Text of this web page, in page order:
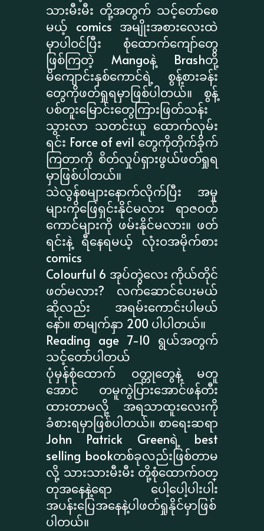
သားမီးမီး တို့အတွက် သင့်တော်စေ
မယ့် comics အမျိုးအစားလေးထဲ
မှာပါဝင်ပြီး စုံထောက်ကျော်တွေ
ဖြစ်ကြတဲ့ Mangoနဲ့ Brashတို့
မိကျောင်းနှစ်ကောင်ရဲ့ စွန့်စားခန်း
တွေကိုဖတ်ရှုရမှာဖြစ်ပါတယ်။ စွန့်
ပစ်တူးမြောင်းတွေကြားဖြတ်သန်း
သွားလာ သတင်းယူ ထောက်လှမ်း
ရင်း Force of evil တွေကိုတိုက်ခိုက်
ကြတာကို စိတ်လှုပ်ရှားဖွယ်ဖတ်ရှုရ
မှာဖြစ်ပါတယ်။
သဲလွန်စများနောက်လိုက်ပြီး အမှု
များကိုဖြေရှင်းနိုင်မလား ရာဇ၀တ်
ကောင်များကို ဖမ်းနိုင်မလား။ ဖတ်
ရင်းနဲ့ ရီနေရမယ့် လုံးဝအမိုက်စား
comics
Colourful 6 အုပ်တွဲလေး ကိုယ်တိုင်
ဖတ်မလား? လက်ဆောင်ပေးမယ်
ဆိုလည်း အရမ်းကောင်းပါမယ်
နော်။ စာမျက်နှာ 200 ပါပါတယ်။
Reading age 7-10 ရွယ်အတွက်
သင့်တော်ပါတယ်
ပုံမှန်စုံထောက် ဝတ္တုတွေနဲ့ မတူ
အောင် တမူကွဲပြားအောင်ဖန်တီး
ထားတာမလို့ အရသာထူးလေးကို
ခံစားရမှာဖြစ်ပါတယ်။ စာရေးဆရာ
John Patrick Greenရဲ့ best
selling bookတစ်ခုလည်းဖြစ်တာမ
လို့ သားသားမီးမီး တို့စုံထောက်ဝတ္
တုအနေနဲ့ရော ပေါ့ပေါ့ပါးပါး
အပန်းပြေအနေနဲ့ပါဖတ်ရှုနိုင်မှာဖြစ်
ပါတယ်။